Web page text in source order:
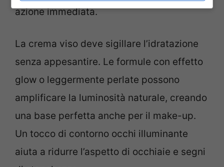
azione immediata.
La crema viso deve sigillare l’idratazione
senza appesantire. Le formule con effetto
glow o leggermente perlate possono
amplificare la luminosità naturale, creando
una base perfetta anche per il make-up.
Un tocco di contorno occhi illuminante
aiuta a ridurre l’aspetto di occhiaie e segni